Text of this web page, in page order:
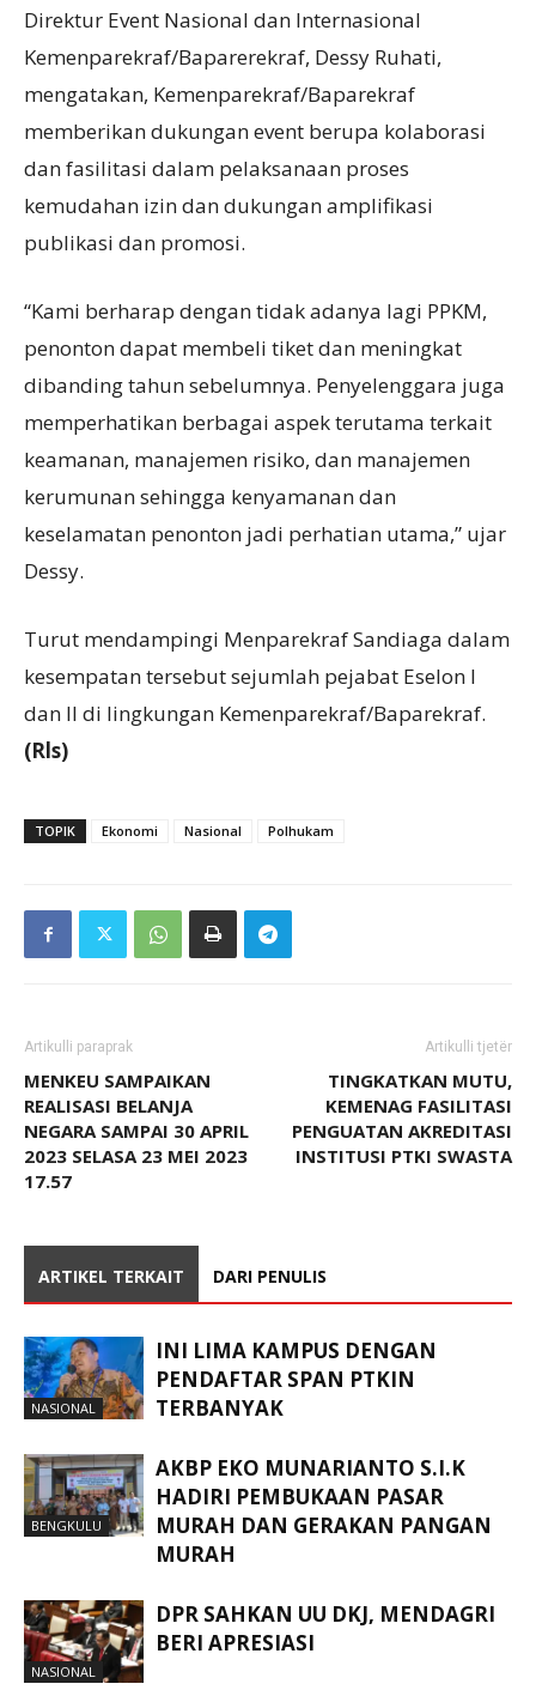
Direktur Event Nasional dan Internasional
Kemenparekraf/Baparerekraf, Dessy Ruhati,
mengatakan, Kemenparekraf/Baparekraf
memberikan dukungan event berupa kolaborasi
dan fasilitasi dalam pelaksanaan proses
kemudahan izin dan dukungan amplifikasi
publikasi dan promosi.
“Kami berharap dengan tidak adanya lagi PPKM,
penonton dapat membeli tiket dan meningkat
dibanding tahun sebelumnya. Penyelenggara juga
memperhatikan berbagai aspek terutama terkait
keamanan, manajemen risiko, dan manajemen
kerumunan sehingga kenyamanan dan
keselamatan penonton jadi perhatian utama,” ujar
Dessy.
Turut mendampingi Menparekraf Sandiaga dalam
kesempatan tersebut sejumlah pejabat Eselon I
dan II di lingkungan Kemenparekraf/Baparekraf.
(Rls)
TOPIK Ekonomi Nasional Polhukam
Artikulli paraprak
MENKEU SAMPAIKAN
REALISASI BELANJA
NEGARA SAMPAI 30 APRIL
2023 SELASA 23 MEI 2023
17.57
Artikulli tjetër
TINGKATKAN MUTU,
KEMENAG FASILITASI
PENGUATAN AKREDITASI
INSTITUSI PTKI SWASTA
ARTIKEL TERKAIT DARI PENULIS
NASIONAL
INI LIMA KAMPUS DENGAN
PENDAFTAR SPAN PTKIN
TERBANYAK
BENGKULU
AKBP EKO MUNARIANTO S.I.K
HADIRI PEMBUKAAN PASAR
MURAH DAN GERAKAN PANGAN
MURAH
NASIONAL
DPR SAHKAN UU DKJ, MENDAGRI
BERI APRESIASI